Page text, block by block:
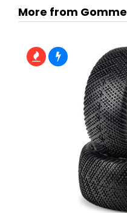
More from Gomme